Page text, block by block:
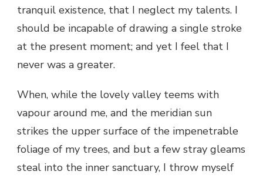
tranquil existence, that I neglect my talents. I
should be incapable of drawing a single stroke
at the present moment; and yet I feel that I
never was a greater.
When, while the lovely valley teems with
vapour around me, and the meridian sun
strikes the upper surface of the impenetrable
foliage of my trees, and but a few stray gleams
steal into the inner sanctuary, I throw myself